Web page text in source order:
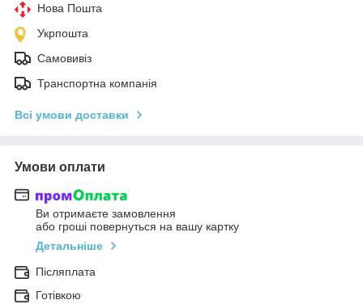
Нова Пошта
Укрпошта
Самовивіз
Транспортна компанія
Всі умови доставки
Умови оплати
Ви отримаєте замовлення
або гроші повернуться на вашу картку
Детальніше
Післяплата
Готівкою